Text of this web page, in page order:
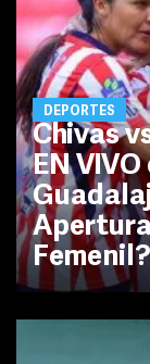
DEPORTES
Chivas
EN
Femenil?